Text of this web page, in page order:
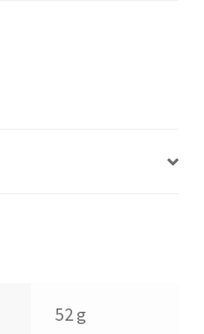
52 g